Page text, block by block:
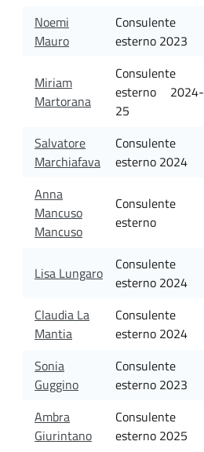
Noemi
Mauro
Consulente
esterno 2023
Miriam
Martorana
Consulente
esterno 2024-
25
Salvatore
Marchiafava
Consulente
esterno 2024
Anna
Mancuso
Mancuso
Consulente
esterno
Lisa Lungaro
Consulente
esterno 2024
Claudia La
Mantia
Consulente
esterno 2024
Sonia
Guggino
Consulente
esterno 2023
Ambra
Giurintano
Consulente
esterno 2025